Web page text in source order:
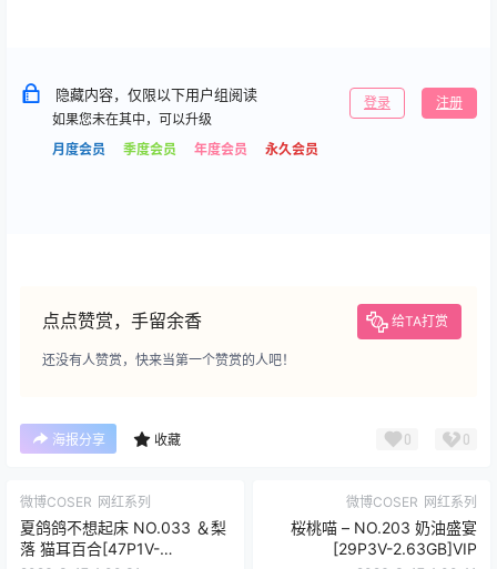
隐藏内容，仅限以下用户组阅读
如果您未在其中，可以升级
月度会员
季度会员 年度会员 永久会员
登录 注册
点点赞赏，手留余香 给TA打赏
还没有人赞赏，快来当第一个赞赏的人吧！
海报分享 收藏 0 0
微博COSER 网红系列
夏鸽鸽不想起床 NO.033 ＆梨
落 猫耳百合[47P1V-
微博COSER 网红系列
桜桃喵 – NO.203 奶油盛宴
[29P3V-2.63GB]VIP